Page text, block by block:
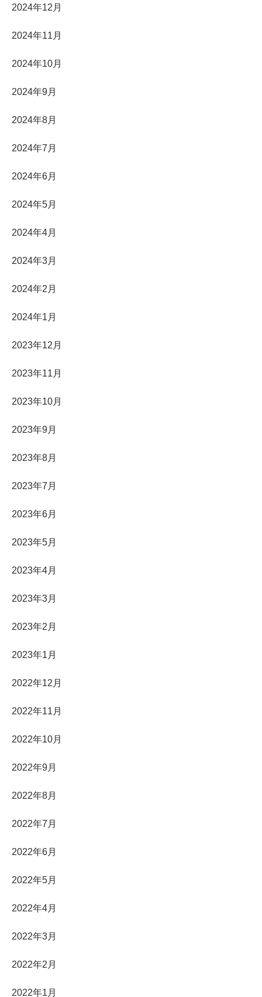
2024年12月
2024年11月
2024年10月
2024年9月
2024年8月
2024年7月
2024年6月
2024年5月
2024年4月
2024年3月
2024年2月
2024年1月
2023年12月
2023年11月
2023年10月
2023年9月
2023年8月
2023年7月
2023年6月
2023年5月
2023年4月
2023年3月
2023年2月
2023年1月
2022年12月
2022年11月
2022年10月
2022年9月
2022年8月
2022年7月
2022年6月
2022年5月
2022年4月
2022年3月
2022年2月
2022年1月